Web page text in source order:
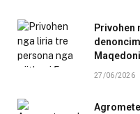
Privohen
Maqedoni
27/06/2026